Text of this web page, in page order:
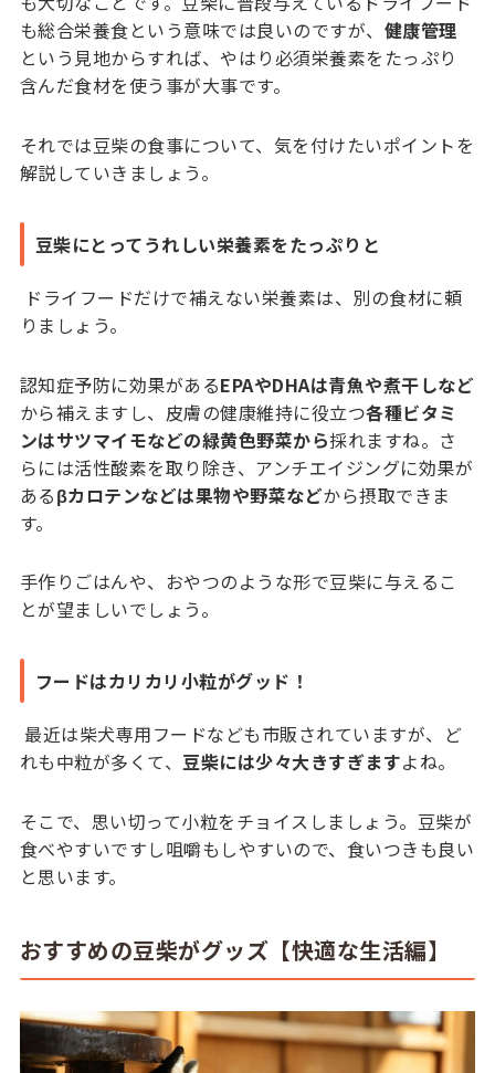
も総合栄養食という意味では良いのですが、 健康管理
という見地からすれば、やはり必須栄養素をたっぷり
含んだ食材を使う事が大事です。
それでは豆柴の食事について、気を付けたいポイントを
解説していきましょう。
豆柴にとってうれしい栄養素をたっぷりと
ドライフードだけで補えない栄養素は、別の食材に頼
りましょう。
認知症予防に効果があるEPAやDHAは青魚や煮干しなど
から補えますし、皮膚の健康維持に役立つ各種ビタミ
ンはサツマイモなどの緑黄色野菜から採れますね。さ
らには活性酸素を取り除き、アンチエイジングに効果が
あるβカロテンなどは果物や野菜などから摂取できま
す。
手作りごはんや、おやつのような形で豆柴に与えるこ
とが望ましいでしょう。
フードはカリカリ小粒がグッド！
最近は柴犬専用フードなども市販されていますが、ど
れも中粒が多くて、豆柴には少々大きすぎますよね。
そこで、思い切って小粒をチョイスしましょう。豆柴が
食べやすいですし咀嚼もしやすいので、食いつきも良い
と思います。
おすすめの豆柴がグッズ【快適な生活編】